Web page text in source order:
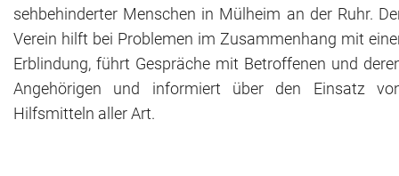
sehbehinderter Menschen in Mülheim an der Ruhr.
Verein hilft bei Problemen im Zusammenhang mit
Erblindung, führt Gespräche mit Betroffenen und
Angehörigen und informiert über den Einsatz
Hilfsmitteln aller Art.